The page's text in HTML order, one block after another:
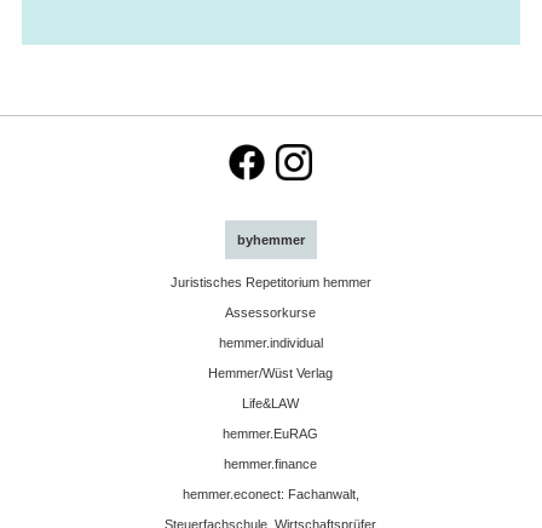
byhemmer
Juristisches Repetitorium hemmer
Assessorkurse
hemmer.individual
Hemmer/Wüst Verlag
Life&LAW
hemmer.EuRAG
hemmer.finance
hemmer.econect: Fachanwalt,
Steuerfachschule, Wirtschaftsprüfer